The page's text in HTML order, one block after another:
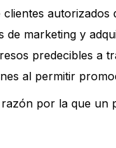
clientes
de marketing y
predecibles a
al permitir
por la que un